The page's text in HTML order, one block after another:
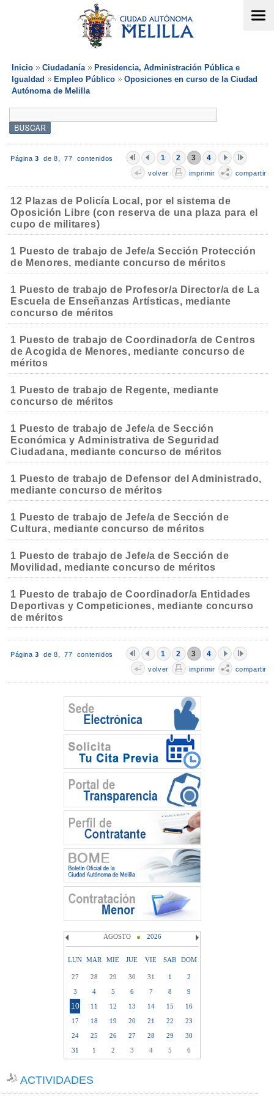
Inicio Ciudadanía
Presidencia, Administración Pública e
Igualdad
Empleo Público
Oposiciones en curso de la Ciudad
Autónoma de Melilla
Página 3 de 8,77 contenidos 1 2 3 4
volver imprimir compartir
12 Plazas de Policía Local, por el sistema de
Oposición Libre (con reserva de una plaza para el
cupo de militares)
1 Puesto de trabajo de Jefe/a Sección Protección
de Menores, mediante concurso de méritos
1 Puesto de trabajo de Profesor/a Director/a de La
Escuela de Enseñanzas Artísticas, mediante
concurso de méritos
1 Puesto de trabajo de Coordinador/a de Centros
de Acogida de Menores, mediante concurso de
méritos
1 Puesto de trabajo de Regente, mediante
concurso de méritos
1 Puesto de trabajo de Jefe/a de Sección
Económica y Administrativa de Seguridad
Ciudadana, mediante concurso de méritos
1 Puesto de trabajo de Defensor del Administrado,
mediante concurso de méritos
1 Puesto de trabajo de Jefe/a de Sección de
Cultura, mediante concurso de méritos
1 Puesto de trabajo de Jefe/a de Sección de
Movilidad, mediante concurso de méritos
1 Puesto de trabajo de Coordinador/a Entidades
Deportivas y Competiciones, mediante concurso
de méritos
Página 3 de 8,77 contenidos 1 2 3 4
volver imprimir compartir
AGOSTO 2026
LUN MAR MIE JUE VIE SAB DOM
27 28 29 30 31 1
2
3
4 5 6 7 8 9
10 11 12 13 14 15
16
17
18 19 20 21 22
23
24
25 26 27 28 29
30
31
1 2 3 4 5 6
ACTIVIDADES